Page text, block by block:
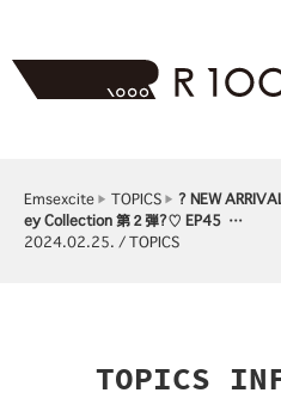
Emsexcite TOPICS
⁡? NEW
ey Collection 第２弾?⁡⁡♡ EP45 …
2024.02.25. / TOPICS
TOPICS